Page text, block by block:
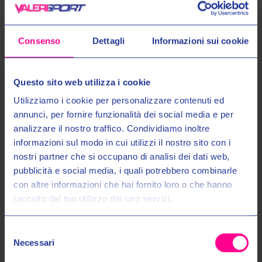
Consenso Dettagli Informazioni sui cookie
Questo sito web utilizza i cookie
Utilizziamo i cookie per personalizzare contenuti ed
annunci, per fornire funzionalità dei social media e per
analizzare il nostro traffico. Condividiamo inoltre
informazioni sul modo in cui utilizzi il nostro sito con i
nostri partner che si occupano di analisi dei dati web,
pubblicità e social media, i quali potrebbero combinarle
con altre informazioni che hai fornito loro o che hanno
raccolto dal tuo utilizzo dei loro servizi.
delNecessari
Pagamenti
Prodotti Simili
Entra nel mondo Valeri Sport
Ricevi in anteprima novità, promozioni esclusive e uno
SCONTO DEL 10%sul tuo primo acquisto!
Email: